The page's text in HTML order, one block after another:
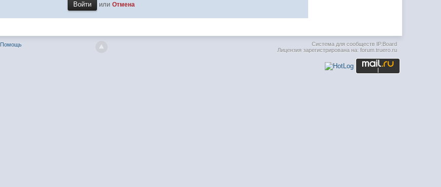
илиОтмена
Помощь Система для сообществ IP.Board
Лицензия зарегистрирована на: forum.truero.ru